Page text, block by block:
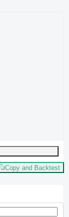
Copy and Backtest